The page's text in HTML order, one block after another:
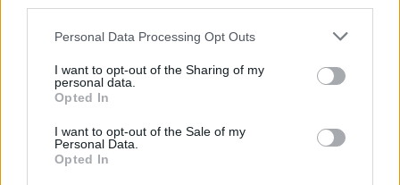
Personal Data Processing Opt Outs
I want to opt-out of the Sharing of my
personal data.
Opted In
I want to opt-out of the Sale of my
Personal Data.
Opted In